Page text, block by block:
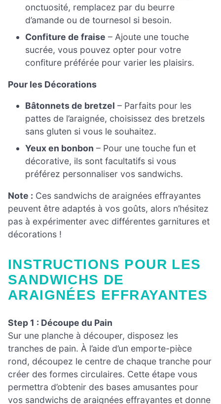
onctuosité, remplacez par du beurre
d’amande ou de tournesol si besoin.
Confiture de fraise – Ajoute une touche
sucrée, vous pouvez opter pour votre
confiture préférée pour varier les plaisirs.
Pour les Décorations
Bâtonnets de bretzel – Parfaits pour les
pattes de l’araignée, choisissez des bretzels
sans gluten si vous le souhaitez.
Yeux en bonbon – Pour une touche fun et
décorative, ils sont facultatifs si vous
préférez personnaliser vos sandwichs.
Note : Ces sandwichs de araignées effrayantes
peuvent être adaptés à vos goûts, alors n’hésitez
pas à expérimenter avec différentes garnitures et
décorations !
INSTRUCTIONS POUR LES
SANDWICHS DE
ARAIGNÉES EFFRAYANTES
Step 1 : Découpe du Pain
Sur une planche à découper, disposez les
tranches de pain. À l’aide d’un emporte-pièce
rond, découpez le centre de chaque tranche pour
créer des formes circulaires. Cette étape vous
permettra d’obtenir des bases amusantes pour
vos sandwichs de araignées effrayantes et donne